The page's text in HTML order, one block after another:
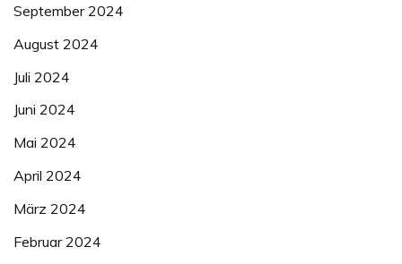
September 2024
August 2024
Juli 2024
Juni 2024
Mai 2024
April 2024
März 2024
Februar 2024